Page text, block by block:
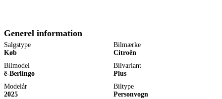
Generel information
Salgstype
Køb
Bilmærke
Citroën
Bilmodel
ë-Berlingo
Bilvariant
Plus
Modelår
2025
Biltype
Personvogn